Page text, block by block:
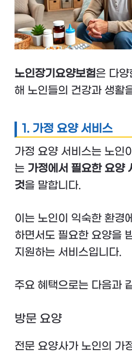
노인장기요양보험은 다
해 노인들의 건강과 생활
1. 가정 요양 서비스
가정 요양 서비스는 노인
는 가정에서 필요한 요양
것을 말합니다.
이는 노인이 익숙한 환경
하면서도 필요한 요양을
지원하는 서비스입니다.
주요 혜택으로는 다음과
방문 요양
전문 요양사가 노인의 가